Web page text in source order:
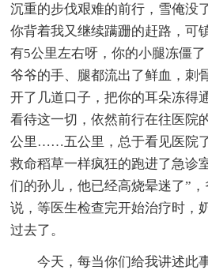
沉重的步伐艰难的前行，雪俺没
你背着我又继续蹒跚的赶路，可
有5公里左右呀，你的小腿冻僵
爷爷的手、腿都流出了鲜血，刺
开了几道口子，把你的耳朵冻得
看待这一切，依然前行在往医院
公里……五公里，总于看见医院
救命稻草一样疯狂的跑进了急诊
们的孙儿，他已经高烧晕迷了”
说，等医生检查完开始治疗时，
过去了。
今天，每当你们给我讲述此